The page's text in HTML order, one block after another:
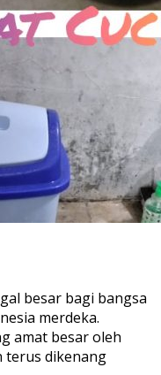
besar bagi bangsa
merdeka.
amat besar oleh
terus dikenang